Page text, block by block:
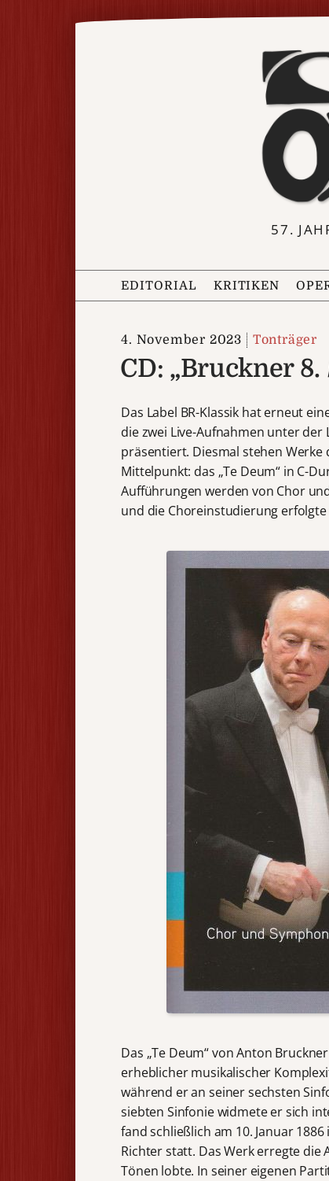
57.
EDITORIAL KRITIKEN
4. November 2023 Tonträger
CD: „Bruckner
Das Label BR-Klassik hat erneut
die zwei Live-Aufnahmen unter
präsentiert. Diesmal stehen
Mittelpunkt: das „Te Deum“ in C-
Aufführungen werden von Chor
und die Choreinstudierung
Das „Te Deum“ von Anton
erheblicher musikalischer
während er an seiner sechsten
siebten Sinfonie widmete er sich
fand schließlich am 10. Januar
Richter statt. Das Werk erregte die
Tönen lobte. In seiner eigenen